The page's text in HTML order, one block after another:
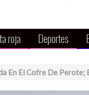
roja Deportes
En El Cofre De Perote;